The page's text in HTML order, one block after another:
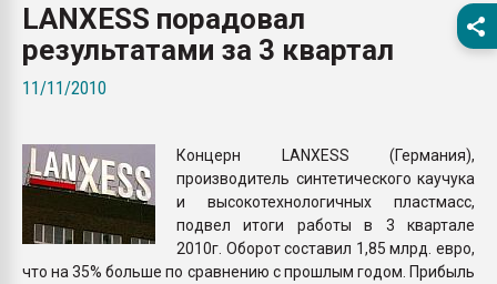
28.07.2026
ПЕРЕЙТИ НА
LANXESS порадовал
результатами за 3 квартал
11/11/2010
Концерн LANXESS (Германия),
производитель синтетического каучука
и высокотехнологичных пластмасс,
подвел итоги работы в 3 квартале
2010г. Оборот составил 1,85 млрд. евро,
что на 35% больше по сравнению с прошлым годом. Прибыль